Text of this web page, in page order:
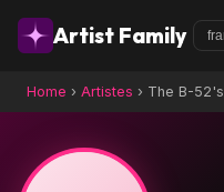
Artist Family
Home › Artistes › The B-52's